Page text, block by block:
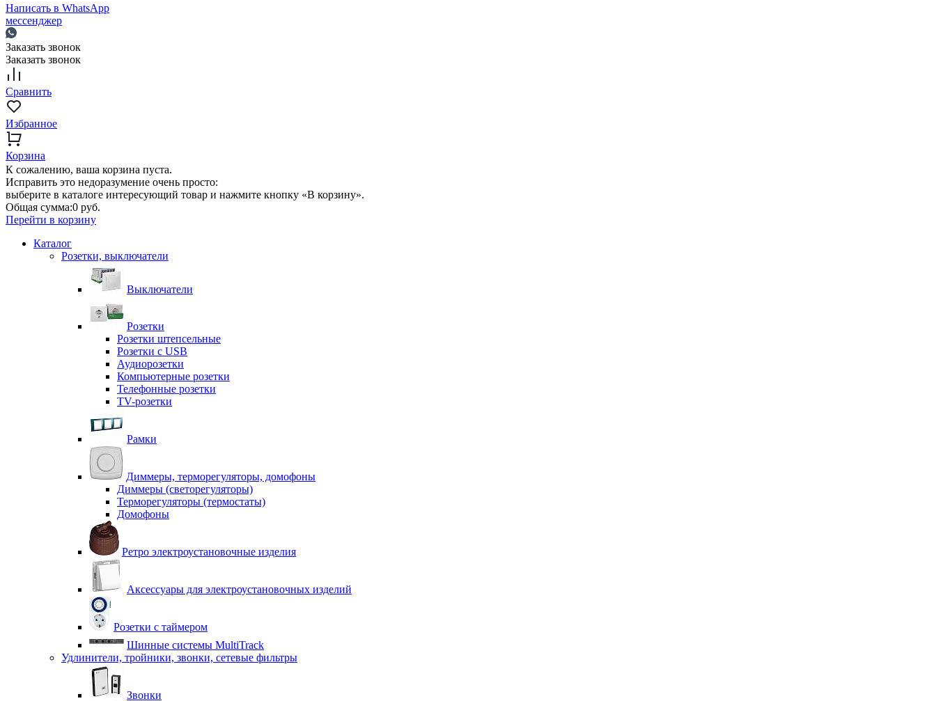
Написать в WhatsApp
мессенджер
Заказать звонок
Заказать звонок
Сравнить
Избранное
Корзина
К сожалению, ваша корзина пуста.
Исправить это недоразумение очень просто:
выберите в каталоге интересующий товар и нажмите кнопку «В корзину».
Общая сумма:0 руб.
Перейти в корзину
Каталог
Розетки, выключатели
Выключатели
Розетки
Розетки штепсельные
Розетки с USB
Аудиорозетки
Компьютерные розетки
Телефонные розетки
TV-розетки
Рамки
Диммеры, терморегуляторы, домофоны
Диммеры (светорегуляторы)
Терморегуляторы (термостаты)
Домофоны
Ретро электроустановочные изделия
Аксессуары для электроустановочных изделий
Розетки с таймером
Шинные системы MultiTrack
Удлинители, тройники, звонки, сетевые фильтры
Звонки